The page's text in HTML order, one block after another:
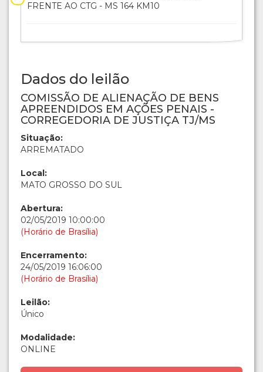
FRENTE AO CTG - MS 164 KM10
Dados do leilão
COMISSÃO DE ALIENAÇÃO DE BENS
APREENDIDOS EM AÇÕES PENAIS -
CORREGEDORIA DE JUSTIÇA TJ/MS
Situação:
ARREMATADO
Local:
MATO GROSSO DO SUL
Abertura:
02/05/2019 10:00:00
(Horário de Brasília)
Encerramento:
24/05/2019 16:06:00
(Horário de Brasília)
Leilão:
Único
Modalidade:
ONLINE